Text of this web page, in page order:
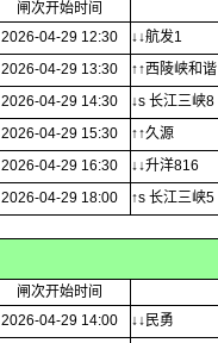
闸次开始时间
2026-04-29 12:30 ↓↓航发1
2026-04-29 13:30 ↑↑西陵峡和谐
2026-04-29 14:30 ↓s 长江三峡8
2026-04-29 15:30 ↑↑久源
2026-04-29 16:30 ↓↓升洋816
2026-04-29 18:00 ↑s 长江三峡5
闸次开始时间
2026-04-29 14:00 ↓↓民勇